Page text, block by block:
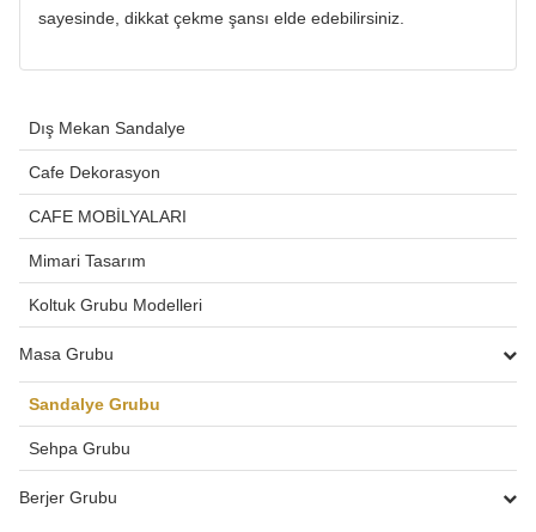
sayesinde, dikkat çekme şansı elde edebilirsiniz.
Dış Mekan Sandalye
Cafe Dekorasyon
CAFE MOBİLYALARI
Mimari Tasarım
Koltuk Grubu Modelleri
Masa Grubu
Sandalye Grubu
Sehpa Grubu
Berjer Grubu